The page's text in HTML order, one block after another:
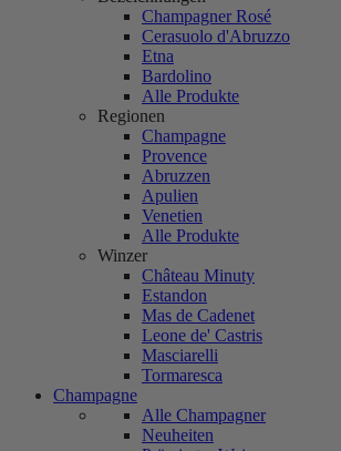
Champagner Rosé
Cerasuolo d'Abruzzo
Etna
Bardolino
Alle Produkte
Regionen
Champagne
Provence
Abruzzen
Apulien
Venetien
Alle Produkte
Winzer
Château Minuty
Estandon
Mas de Cadenet
Leone de' Castris
Masciarelli
Tormaresca
Champagne
Alle Champagner
Neuheiten